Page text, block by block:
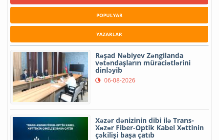
POPULYAR
YAZARLAR
Rəşad Nəbiyev Zəngilanda
vətəndaşların müraciətlərini
dinləyib
06-08-2026
Xəzər dənizinin dibi ilə Trans-
Xəzər Fiber-Optik Kabel Xəttinin
çəkilişi başa çatıb